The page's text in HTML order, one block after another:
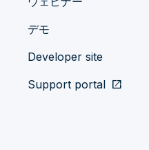
デモ
Developer site
Support portal open_in_new